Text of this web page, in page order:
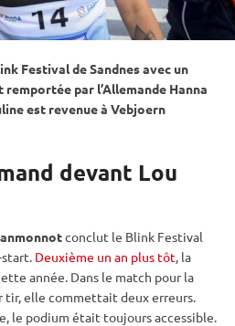
Festival de Sandnes avec un
par l’Allemande Hanna
est revenue à Vebjoern
devant Lou
conclut le Blink Festival
start. Deuxième un an plus tôt, la
année. Dans le match pour la
tir, elle commettait deux erreurs.
le podium était toujours accessible.